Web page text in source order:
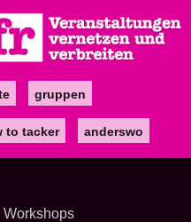
gruppen
to tacker anderswo
Workshops